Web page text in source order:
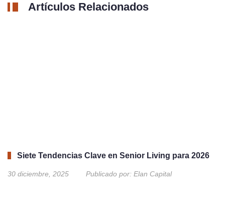
Artículos Relacionados
Siete Tendencias Clave en Senior Living para 2026
30 diciembre, 2025 Publicado por: Elan Capital